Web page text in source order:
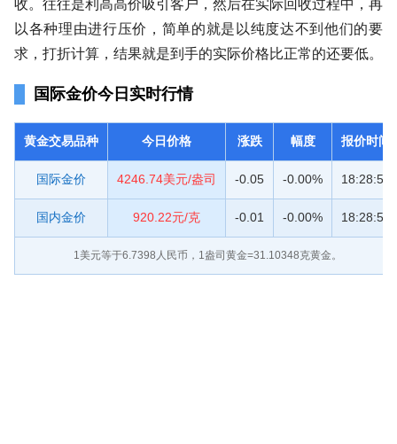
收。往往是利高高价吸引客户，然后在实际回收过程中，再
以各种理由进行压价，简单的就是以纯度达不到他们的要
求，打折计算，结果就是到手的实际价格比正常的还要低。
国际金价今日实时行情
黄金交易品种 今日价格 涨跌 幅度 报价时间
国际金价 4246.74美元/盎司 -0.05 -0.00% 18:28:55
国内金价 920.22元/克 -0.01 -0.00% 18:28:55
1美元等于6.7398 人民币，1盎司黄金=31.10348克黄金。